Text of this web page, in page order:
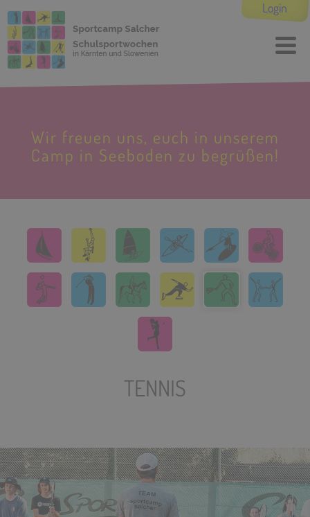
Login
Wir freuen uns, euch in unserem
Camp in Seeboden zu begrüßen!
TENNIS